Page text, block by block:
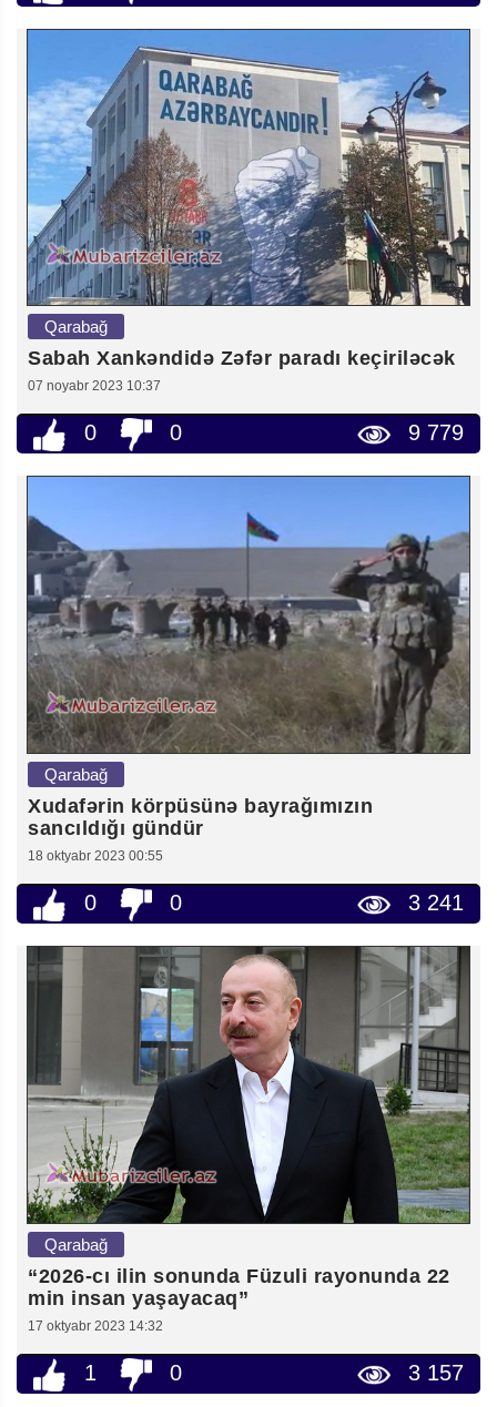
Qarabağ
Sabah Xankəndidə Zəfər paradı keçiriləcək
07 noyabr 2023 10:37
0 0 9 779
Qarabağ
Xudafərin körpüsünə bayrağımızın
sancıldığı gündür
18 oktyabr 2023 00:55
0 0 3 241
Qarabağ
“2026-cı ilin sonunda Füzuli rayonunda 22
min insan yaşayacaq”
17 oktyabr 2023 14:32
1 0 3 157